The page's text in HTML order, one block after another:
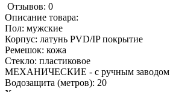
Отзывов: 0
Описание товара:
Пол: мужские
Корпус: латунь PVD/IP покрытие
Ремешок: кожа
Стекло: пластиковое
МЕХАНИЧЕСКИЕ - с ручным заводом
Водозащита (метров): 20